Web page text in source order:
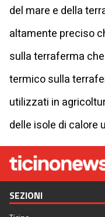
del mare e della
altamente preciso
sulla terraferma
termico sulla
utilizzati in
delle isole di calore
SEZIONI